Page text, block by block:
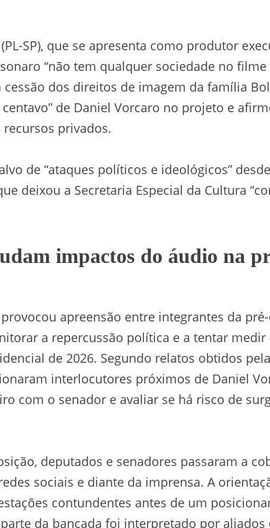
SP), que se apresenta como produtor
“não tem qualquer sociedade no
dos direitos de imagem da família
de Daniel Vorcaro no projeto e
privados.
de “ataques políticos e ideológicos”
deixou a Secretaria Especial da Cultura
impactos do áudio na
apreensão entre integrantes da
a repercussão política e a tentar
de 2026. Segundo relatos obtidos
interlocutores próximos de Daniel
com o senador e avaliar se há risco de
deputados e senadores passaram a
sociais e diante da imprensa. A
contundentes antes de um
da bancada foi interpretado por